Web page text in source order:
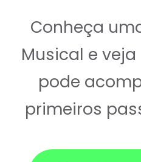
Conheça
Musical e
pode
primeiros